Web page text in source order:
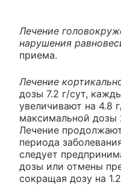
Лечение
нарушения
приема.
Лечение
дозы 7.2 г/сут,
увеличивают на 4.8
максимальной дозы
Лечение
периода
следует
дозы или отмены
сокращая дозу на